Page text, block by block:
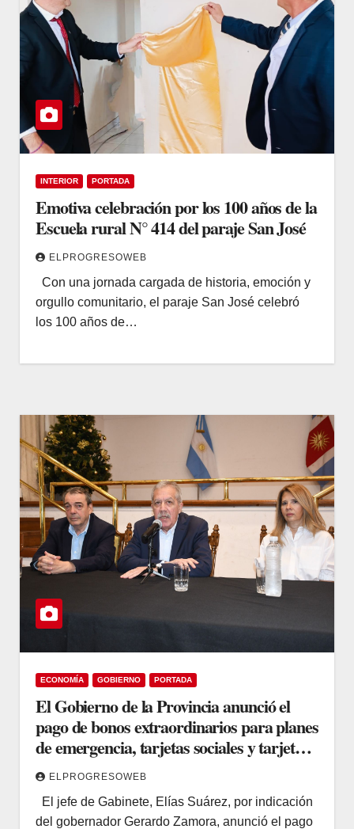
INTERIOR PORTADA
Emotiva celebración por los 100 años de la
Escuela rural N° 414 del paraje San José
ELPROGRESOWEB
Con una jornada cargada de historia, emoción y
orgullo comunitario, el paraje San José celebró
los 100 años de…
ECONOMÍA GOBIERNO PORTADA
El Gobierno de la Provincia anunció el
pago de bonos extraordinarios para planes
de emergencia, tarjetas sociales y tarjetas
para beneficiarios celíacos
ELPROGRESOWEB
El jefe de Gabinete, Elías Suárez, por indicación
del gobernador Gerardo Zamora, anunció el pago